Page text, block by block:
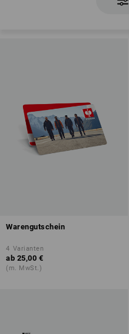
Warengutschein
4 Varianten
ab 25,00 €
(m. MwSt.)